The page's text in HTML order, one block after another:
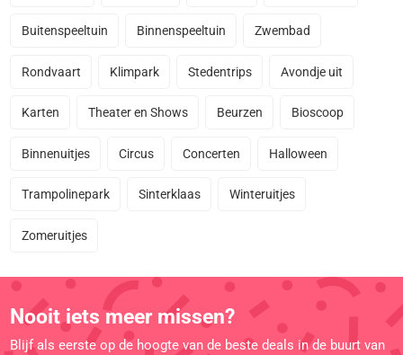
Buitenspeeltuin Binnenspeeltuin Zwembad
Rondvaart Klimpark Stedentrips Avondje uit
Karten Theater en Shows Beurzen Bioscoop
Binnenuitjes Circus Concerten Halloween
Trampolinepark Sinterklaas Winteruitjes
Zomeruitjes
Nooit iets meer missen?
Blijf als eerste op de hoogte van de beste deals in de buurt van